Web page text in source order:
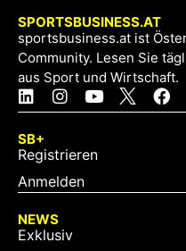
SPORTSBUSINESS.AT
sportsbusiness.at ist
Community. Lesen Sie
aus Sport und Wirtschaft.
SB+
Registrieren
Anmelden
NEWS
Exklusiv